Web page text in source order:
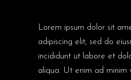
Lorem ipsum dolor sit
adipiscing elit, sed do
incididunt ut labore et
aliqua. Ut enim ad minim